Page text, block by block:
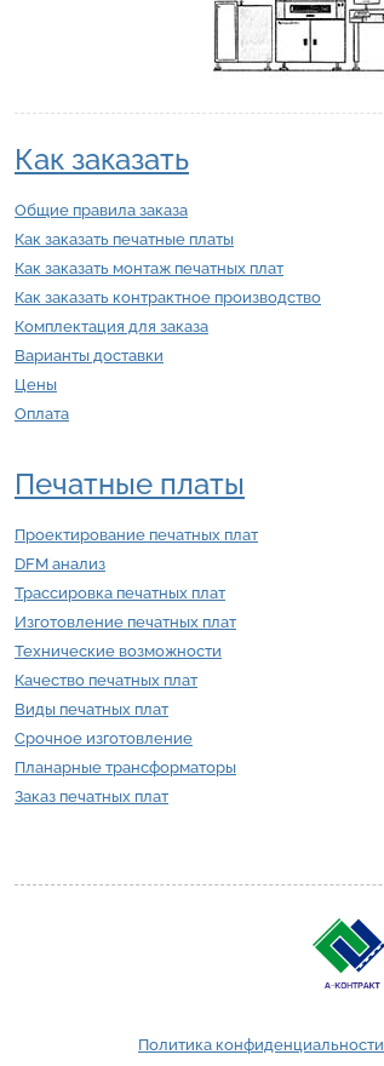
Как заказать
Общие правила заказа
Как заказать печатные платы
Как заказать монтаж печатных плат
Как заказать контрактное производство
Комплектация для заказа
Варианты доставки
Цены
Оплата
Печатные платы
Проектирование печатных плат
DFM анализ
Трассировка печатных плат
Изготовление печатных плат
Технические возможности
Качество печатных плат
Виды печатных плат
Срочное изготовление
Планарные трансформаторы
Заказ печатных плат
Политика конфиденциальности